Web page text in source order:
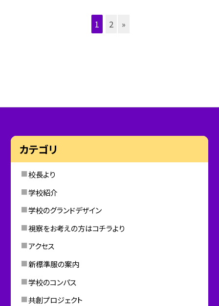
1 2 »
カテゴリ
校長より
学校紹介
学校のグランドデザイン
視察をお考えの方はコチラより
アクセス
新標準服の案内
学校のコンパス
共創プロジェクト